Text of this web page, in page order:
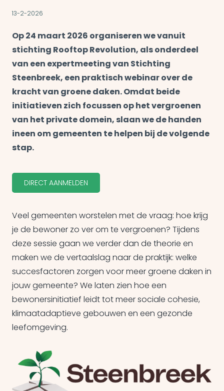
13-2-2026
Op 24 maart 2026 organiseren we vanuit
stichting Rooftop Revolution, als onderdeel
van een expertmeeting van Stichting
Steenbreek, een praktisch webinar over de
kracht van groene daken. Omdat beide
initiatieven zich focussen op het vergroenen
van het private domein, slaan we de handen
ineen om gemeenten te helpen bij de volgende
stap.
DIRECT AANMELDEN
Veel gemeenten worstelen met de vraag: hoe krijg
je de bewoner zo ver om te vergroenen? Tijdens
deze sessie gaan we verder dan de theorie en
maken we de vertaalslag naar de praktijk: welke
succesfactoren zorgen voor meer groene daken in
jouw gemeente? We laten zien hoe een
bewonersinitiatief leidt tot meer sociale cohesie,
klimaatadaptieve gebouwen en een gezonde
leefomgeving.